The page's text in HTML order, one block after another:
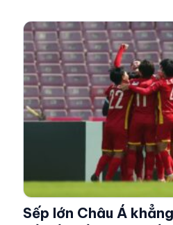
Sếp lớn Châu Á